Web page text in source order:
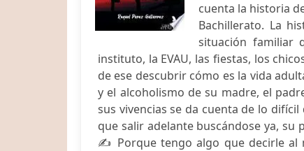
cuenta la historia
Bachillerato. La
situación familiar
instituto, la EVAU, las fiestas, los
de ese descubrir cómo es la vida
y el alcoholismo de su madre, el
sus vivencias se da cuenta de lo
que salir adelante buscándose ya, su
✍️ Porque tengo algo que decirle al